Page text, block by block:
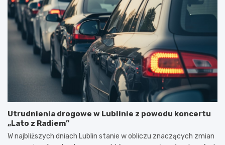
Utrudnienia drogowe w Lublinie z powodu koncertu
„Lato z Radiem”
W najbliższych dniach Lublin stanie w obliczu znaczących zmian